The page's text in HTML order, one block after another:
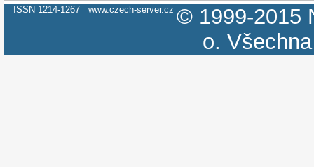
ISSN 1214-1267 www.czech-server.cz © 1999-2015
o.